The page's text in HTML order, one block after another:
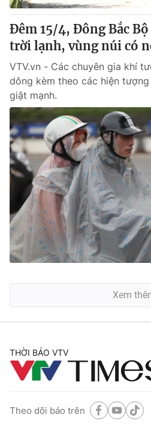
Đêm 15/4, Đông Bắc
trời lạnh, vùng núi có
VTV.vn - Các chuyên gia khí
dông kèm theo các hiện
giật mạnh.
Xem
THỜI BÁO VTV
Theo dõi báo trên